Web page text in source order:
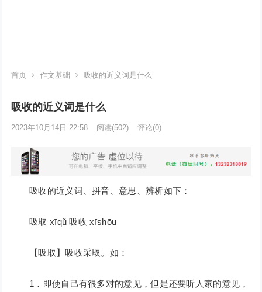
首页 作文基础 吸收的近义词是什么
吸收的近义词是什么
2023年10月14日 22:58 阅读(502) 评论(0)
吸收的近义词、拼音、意思、辨析如下：
吸取 xīqǔ 吸收 xīshōu
【吸取】吸收采取。如：
1．即使自己有很多对的意见，但是还要听人家的意见，